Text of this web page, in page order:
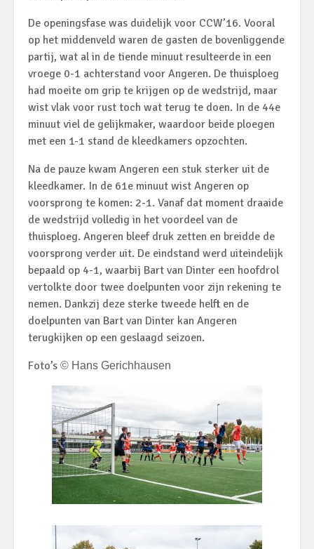
De openingsfase was duidelijk voor CCW’16. Vooral
op het middenveld waren de gasten de bovenliggende
partij, wat al in de tiende minuut resulteerde in een
vroege 0-1 achterstand voor Angeren. De thuisploeg
had moeite om grip te krijgen op de wedstrijd, maar
wist vlak voor rust toch wat terug te doen. In de 44e
minuut viel de gelijkmaker, waardoor beide ploegen
met een 1-1 stand de kleedkamers opzochten.
Na de pauze kwam Angeren een stuk sterker uit de
kleedkamer. In de 61e minuut wist Angeren op
voorsprong te komen: 2-1. Vanaf dat moment draaide
de wedstrijd volledig in het voordeel van de
thuisploeg. Angeren bleef druk zetten en breidde de
voorsprong verder uit. De eindstand werd uiteindelijk
bepaald op 4-1, waarbij Bart van Dinter een hoofdrol
vertolkte door twee doelpunten voor zijn rekening te
nemen. Dankzij deze sterke tweede helft en de
doelpunten van Bart van Dinter kan Angeren
terugkijken op een geslaagd seizoen.
Foto’s © Hans Gerichhausen